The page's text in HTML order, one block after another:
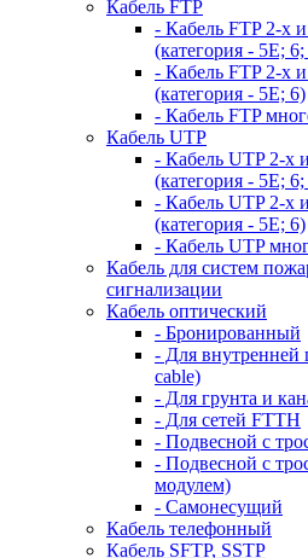
Кабель FTP
- Кабель FTP 2-х
(категория - 5Е;
- Кабель FTP 2-х
(категория - 5Е; 6)
- Кабель FTP
Кабель UTP
- Кабель UTP 2-х
(категория - 5Е;
- Кабель UTP 2-х
(категория - 5Е; 6)
- Кабель UTP
Кабель для систем
сигнализации
Кабель оптический
- Бронированный
- Для внутренней
cable)
- Для грунта и
- Для сетей FTTH
- Подвесной с
- Подвесной с
модулем)
- Самонесущий
Кабель телефонный
Кабель SFTP, SSTP